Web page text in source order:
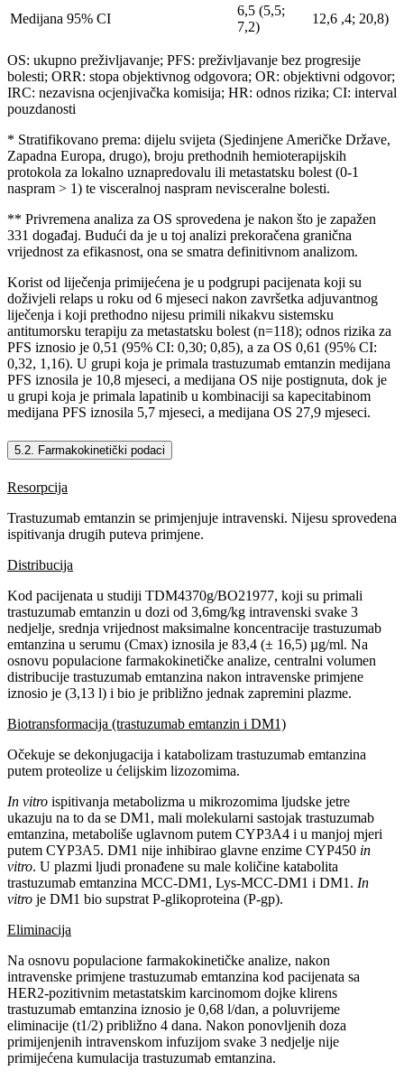
Medijana 95% CI
6,5 (5,5;
7,2)
12,6 ,4; 20,8)
OS: ukupno preživljavanje; PFS: preživljavanje bez progresije
bolesti; ORR: stopa objektivnog odgovora; OR: objektivni odgovor;
IRC: nezavisna ocjenjivačka komisija; HR: odnos rizika; CI: interval
pouzdanosti
* Stratifikovano prema: dijelu svijeta (Sjedinjene Američke Države,
Zapadna Europa, drugo), broju prethodnih hemioterapijskih
protokola za lokalno uznapredovalu ili metastatsku bolest (0-1
naspram > 1) te visceralnoj naspram nevisceralne bolesti.
** Privremena analiza za OS sprovedena je nakon što je zapažen
331 događaj. Budući da je u toj analizi prekoračena granična
vrijednost za efikasnost, ona se smatra definitivnom analizom.
Korist od liječenja primijećena je u podgrupi pacijenata koji su
doživjeli relaps u roku od 6 mjeseci nakon završetka adjuvantnog
liječenja i koji prethodno nijesu primili nikakvu sistemsku
antitumorsku terapiju za metastatsku bolest (n=118); odnos rizika za
PFS iznosio je 0,51 (95% CI: 0,30; 0,85), a za OS 0,61 (95% CI:
0,32, 1,16). U grupi koja je primala trastuzumab emtanzin medijana
PFS iznosila je 10,8 mjeseci, a medijana OS nije postignuta, dok je
u grupi koja je primala lapatinib u kombinaciji sa kapecitabinom
medijana PFS iznosila 5,7 mjeseci, a medijana OS 27,9 mjeseci.
5.2. Farmakokinetički podaci
Resorpcija
Trastuzumab emtanzin se primjenjuje intravenski. Nijesu sprovedena
ispitivanja drugih puteva primjene.
Distribucija
Kod pacijenata u studiji TDM4370g/BO21977, koji su primali
trastuzumab emtanzin u dozi od 3,6mg/kg intravenski svake 3
nedjelje, srednja vrijednost maksimalne koncentracije trastuzumab
emtanzina u serumu (Cmax) iznosila je 83,4 (± 16,5) µg/ml. Na
osnovu populacione farmakokinetičke analize, centralni volumen
distribucije trastuzumab emtanzina nakon intravenske primjene
iznosio je (3,13 l) i bio je približno jednak zapremini plazme.
Biotransformacija (trastuzumab emtanzin i DM1)
Očekuje se dekonjugacija i katabolizam trastuzumab emtanzina
putem proteolize u ćelijskim lizozomima.
In vitro ispitivanja metabolizma u mikrozomima ljudske jetre
ukazuju na to da se DM1, mali molekularni sastojak trastuzumab
emtanzina, metaboliše uglavnom putem CYP3A4 i u manjoj mjeri
putem CYP3A5. DM1 nije inhibirao glavne enzime CYP450 in
vitro. U plazmi ljudi pronađene su male količine katabolita
trastuzumab emtanzina MCC-DM1, Lys-MCC-DM1 i DM1. In
vitro je DM1 bio supstrat P-glikoproteina (P-gp).
Eliminacija
Na osnovu populacione farmakokinetičke analize, nakon
intravenske primjene trastuzumab emtanzina kod pacijenata sa
HER2-pozitivnim metastatskim karcinomom dojke klirens
trastuzumab emtanzina iznosio je 0,68 l/dan, a poluvrijeme
eliminacije (t1/2) približno 4 dana. Nakon ponovljenih doza
primijenjenih intravenskom infuzijom svake 3 nedjelje nije
primijećena kumulacija trastuzumab emtanzina.